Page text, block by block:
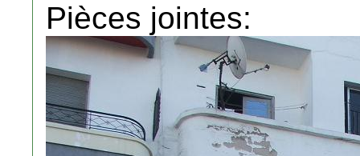
Pièces jointes: